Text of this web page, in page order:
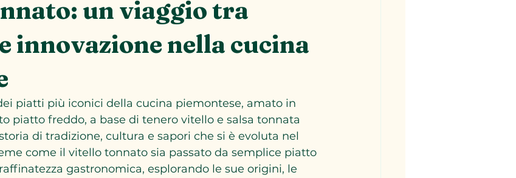
un viaggio tra
innovazione nella cucina
piatti più iconici della cucina piemontese, amato in
piatto freddo, a base di tenero vitello e salsa tonnata
di tradizione, cultura e sapori che si è evoluta nel
come il vitello tonnato sia passato da semplice piatto
gastronomica, esplorando le sue origini, le